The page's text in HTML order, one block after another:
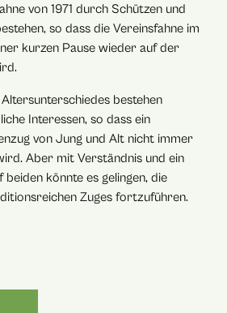
von 1971 durch Schützen und
so dass die Vereinsfahne im
kurzen Pause wieder auf der
bestehen
Interessen, so dass ein
von Jung und Alt nicht immer
Aber mit Verständnis und ein
beiden könnte es gelingen, die
Zuges fortzuführen.